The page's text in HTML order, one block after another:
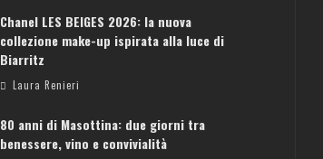
Chanel LES BEIGES 2026: la nuova
collezione make-up ispirata alla luce di
Biarritz
Laura Renieri
80 anni di Masottina: due giorni tra
benessere, vino e convivialità